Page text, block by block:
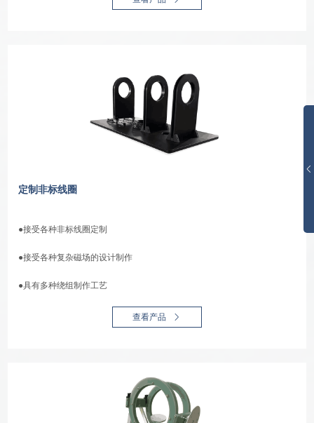
定制非标线圈
●接受各种非标线圈定制
●接受各种复杂磁场的设计制作
●具有多种绕组制作工艺
查看产品